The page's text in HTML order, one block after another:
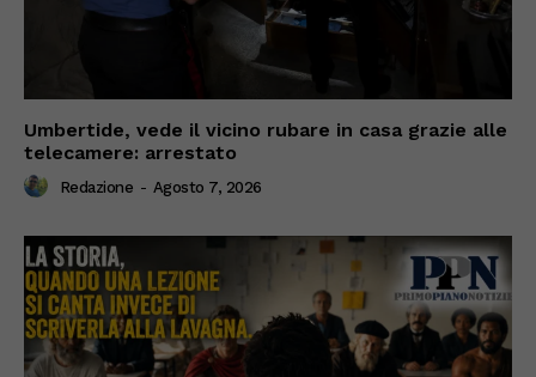
Umbertide, vede il vicino rubare in casa grazie alle
telecamere: arrestato
Redazione - Agosto 7, 2026